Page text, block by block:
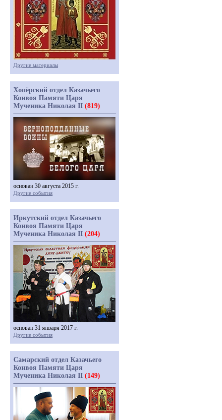
Другие материалы
Хопёрский отдел Казачьего
Конвоя Памяти Царя
Мученика Николая II (819)
основан 30 августа 2015 г.
Другие события
Иркутский отдел Казачьего
Конвоя Памяти Царя
Мученика Николая II (204)
основан 31 января 2017 г.
Другие события
Самарский отдел Казачьего
Конвоя Памяти Царя
Мученика Николая II (149)